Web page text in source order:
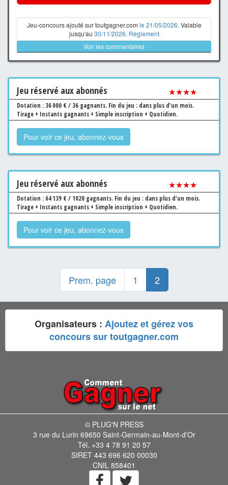
Jeu-concours ajouté sur toutgagner.com le 21/05/2026. Valable
jusqu'au 30/11/2026. Règlement
Voir les commentaires
Jeu réservé aux abonnés ★★★★
Dotation : 36 000 € / 36 gagnants. Fin du jeu : dans plus d'un mois.
Tirage + Instants gagnants + Simple inscription + Quotidien.
Pour voir ce jeu, abonnez-vous
Jeu réservé aux abonnés ★★★★
Dotation : 64 139 € / 1020 gagnants. Fin du jeu : dans plus d'un mois.
Tirage + Instants gagnants + Simple inscription + Quotidien.
Pour voir ce jeu, abonnez-vous
Prem. page 1 2
Organisateurs : Ajoutez et gérez vos
concours sur toutgagner.com
© PLUG'N PRESS
3 rue du Lurin 69650 Saint-Germain-au-Mont-d'Or
Tél. +33 4 78 91 20 57
SIRET 443 696 620 00030
CNIL 858401